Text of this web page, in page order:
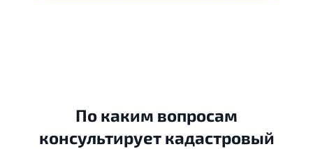
По каким вопросам
консультирует кадастровый